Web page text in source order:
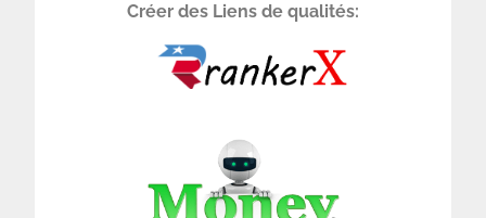
Créer des Liens de qualités: